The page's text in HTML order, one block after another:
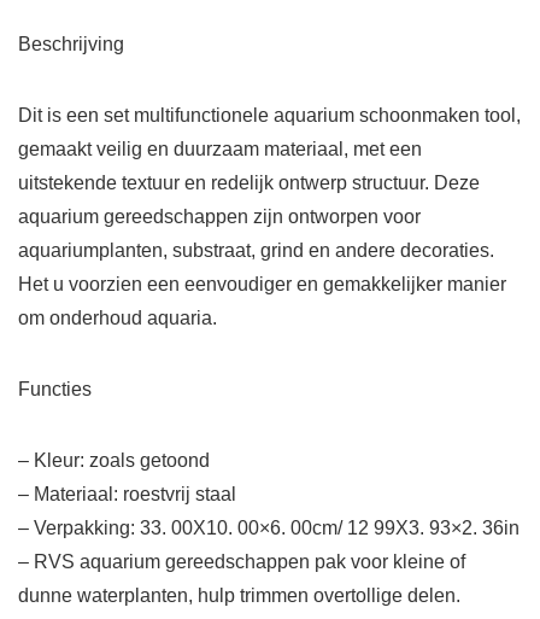
Beschrijving
Dit is een set multifunctionele aquarium schoonmaken tool,
gemaakt veilig en duurzaam materiaal, met een
uitstekende textuur en redelijk ontwerp structuur. Deze
aquarium gereedschappen zijn ontworpen voor
aquariumplanten, substraat, grind en andere decoraties.
Het u voorzien een eenvoudiger en gemakkelijker manier
om onderhoud aquaria.
Functies
– Kleur: zoals getoond
– Materiaal: roestvrij staal
– Verpakking: 33. 00X10. 00×6. 00cm/ 12 99X3. 93×2. 36in
– RVS aquarium gereedschappen pak voor kleine of
dunne waterplanten, hulp trimmen overtollige delen.